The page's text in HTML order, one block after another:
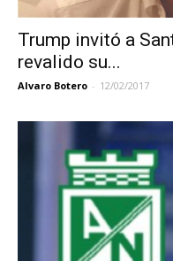
Trump invitó a
revalido su...
Alvaro Botero - 12/02/2017